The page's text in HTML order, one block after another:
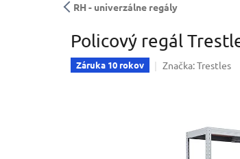
RH - univerzálne regály
Policový regál
Záruka 10 rokov Značka:Trestles